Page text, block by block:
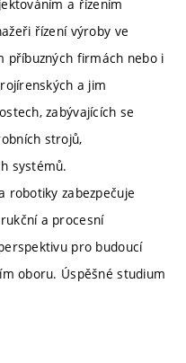
a řízením
řízení výroby ve
příbuzných firmách nebo i
a jim
zabývajících se
strojů,
systémů.
robotiky zabezpečuje
a procesní
pro budoucí
oboru. Úspěšné studium